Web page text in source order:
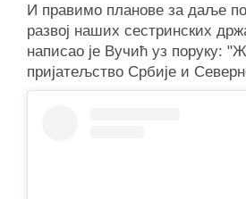
И правимо планове за даље
развој наших сестринских
написао је Вучић уз поруку: "Ж
пријатељство Србије и